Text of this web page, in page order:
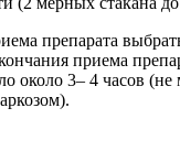
препарата
приема
около 3– 4 часов (не